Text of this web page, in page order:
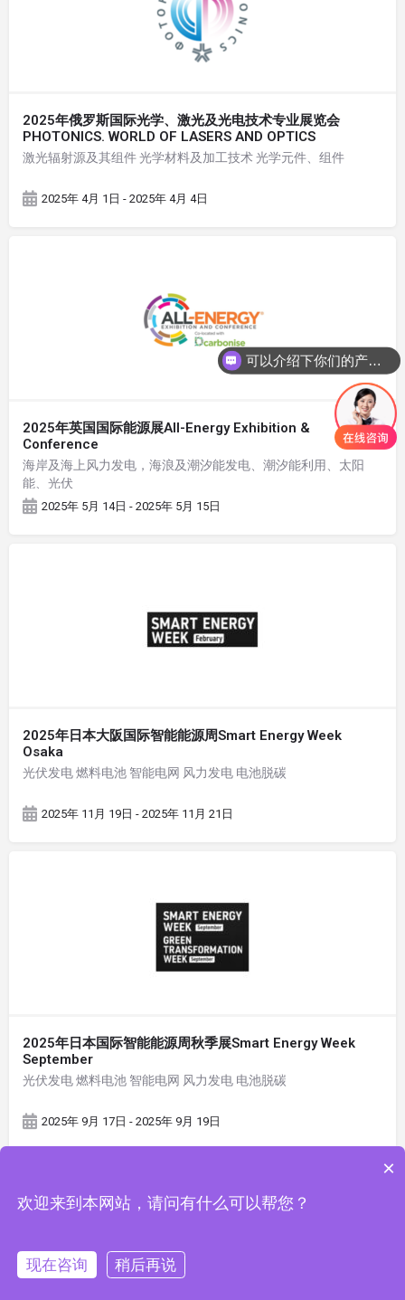
2025年俄罗斯国际光学、激光及光电技术专业展览会
PHOTONICS. WORLD OF LASERS AND OPTICS
激光辐射源及其组件 光学材料及加工技术 光学元件、组件
2025年 4月 1日 - 2025年 4月 4日
2025年英国国际能源展All-Energy Exhibition &
Conference
海岸及海上风力发电，海浪及潮汐能发电、潮汐能利用、太阳
能、光伏
2025年 5月 14日 - 2025年 5月 15日
2025年日本大阪国际智能能源周Smart Energy Week
Osaka
光伏发电 燃料电池 智能电网 风力发电 电池脱碳
2025年 11月 19日 - 2025年 11月 21日
2025年日本国际智能能源周秋季展Smart Energy Week
September
光伏发电 燃料电池 智能电网 风力发电 电池脱碳
2025年 9月 17日 - 2025年 9月 19日
可以介绍下你们的产品么
×
欢迎来到本网站，请问有什么可以帮您？
现在咨询 稍后再说